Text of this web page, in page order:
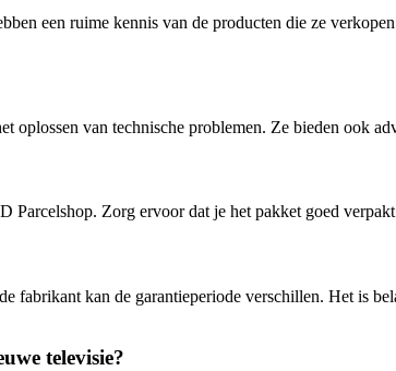
een ruime kennis van de producten die ze
van technische problemen. Ze bieden ook
Zorg ervoor dat je het pakket goed
kan de garantieperiode verschillen. Het is
televisie?